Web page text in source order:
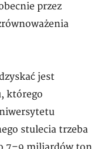
przez
jest
którego
stulecia trzeba